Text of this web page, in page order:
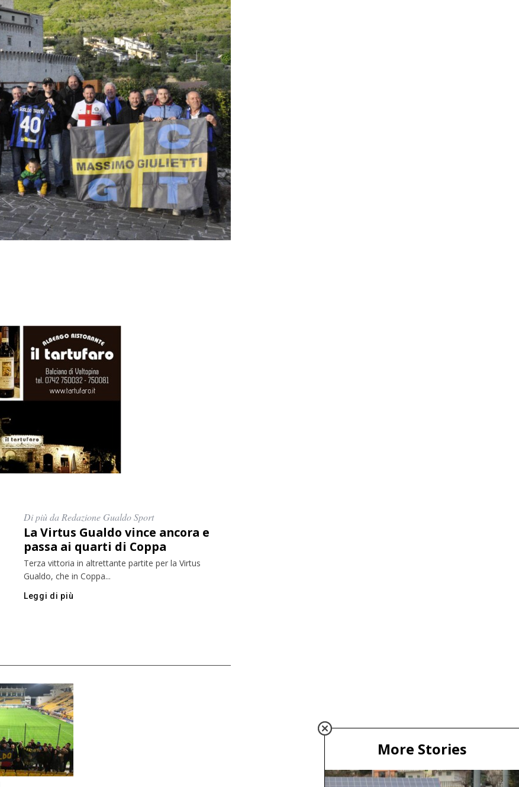
Di più da Redazione Gualdo Sport
La Virtus Gualdo vince ancora e
passa ai quarti di Coppa
Terza vittoria in altrettante partite per la Virtus
Gualdo, che in Coppa...
Leggi di più
More Stories